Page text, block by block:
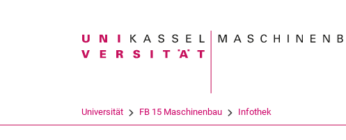
Suchbegriff
Universität FB 15 Maschinenbau Infothek